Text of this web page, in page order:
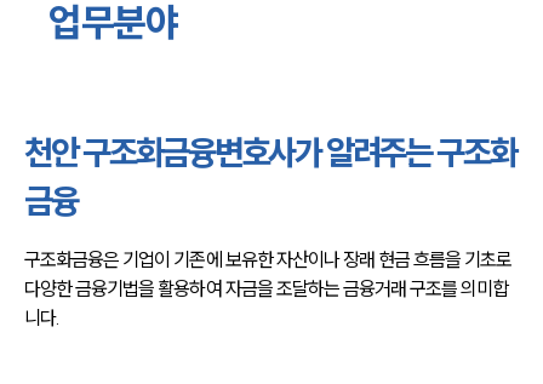
천안학교폭력변호사
천안 분사무소 오시는 길
천안변호사상담 상담접수
채용정보
업무분야
천안 구조화금융변호사가 알려주는 구조화
금융
구조화금융은 기업이 기존에 보유한 자산이나 장래 현금 흐름을 기초로
다양한 금융기법을 활용하여 자금을 조달하는 금융거래 구조를 의미합
니다.